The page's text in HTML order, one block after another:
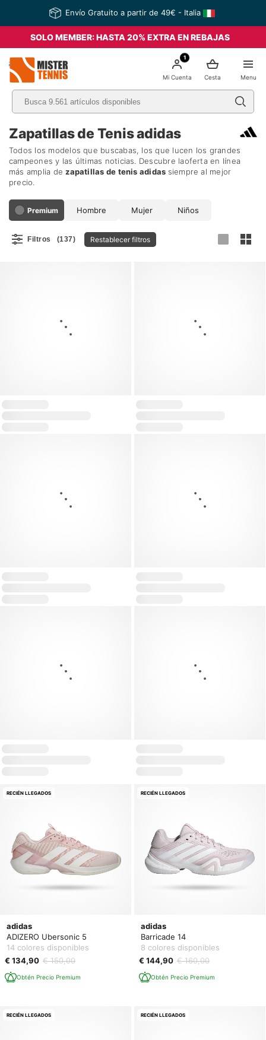
Envío Gratuito a partir de 49€ - Italia
SOLO MEMBER: HASTA 20% EXTRA EN REBAJAS
Menu
Cesta
1
Mi Cuenta
Zapatillas de Tenis adidas
Todos los modelos que buscabas, los que lucen los grandes
campeones y las últimas noticias. Descubre laoferta en línea
más amplia dezapatillas de tenis adidas siempre al mejor
precio.
Premium Hombre Mujer Niños
Filtros (137) Restablecer filtros
adidas
ADIZERO Ubersonic 5
14 colores disponibles
€ 134,90 € 150,00
Obtén Precio Premium
RECIÉN LLEGADOS
adidas
Barricade 14
8 colores disponibles
€ 144,90 € 160,00
Obtén Precio Premium
RECIÉN LLEGADOS
RECIÉN LLEGADOS RECIÉN LLEGADOS